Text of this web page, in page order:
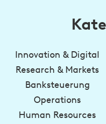
Innovation & Digital
Research & Markets
Banksteuerung
Operations
Human Resources